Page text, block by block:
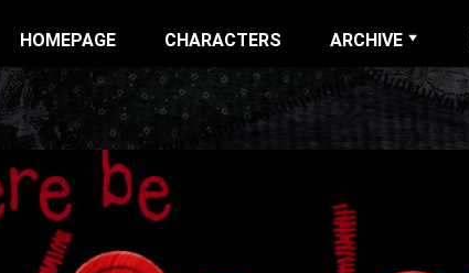
MENU
HOMEPAGE CHARACTERS ARCHIVE